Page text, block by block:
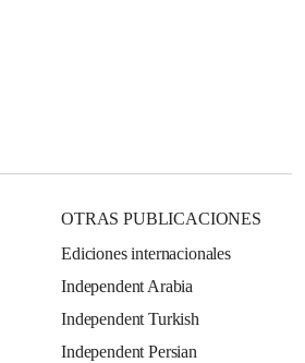
OTRAS PUBLICACIONES
Ediciones internacionales
Independent Arabia
Independent Turkish
Independent Persian